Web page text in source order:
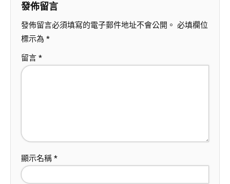
發佈留言
發佈留言必須填寫的電子郵件地址不會公開。 必填欄位
標示為 *
留言 *
顯示名稱 *